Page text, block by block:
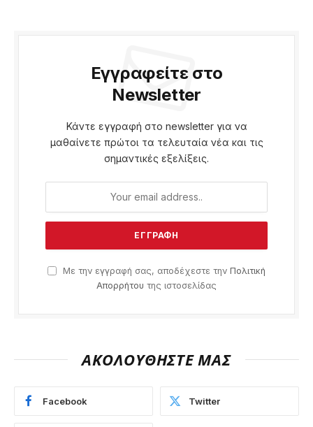
Εγγραφείτε στο
Newsletter
Κάντε εγγραφή στο newsletter για να
μαθαίνετε πρώτοι τα τελευταία νέα και τις
σημαντικές εξελίξεις.
Με την εγγραφή σας, αποδέχεστε την Πολιτική
Απορρήτου της ιστοσελίδας
ΑΚΟΛΟΥΘΗΣΤΕ ΜΑΣ
Facebook Twitter